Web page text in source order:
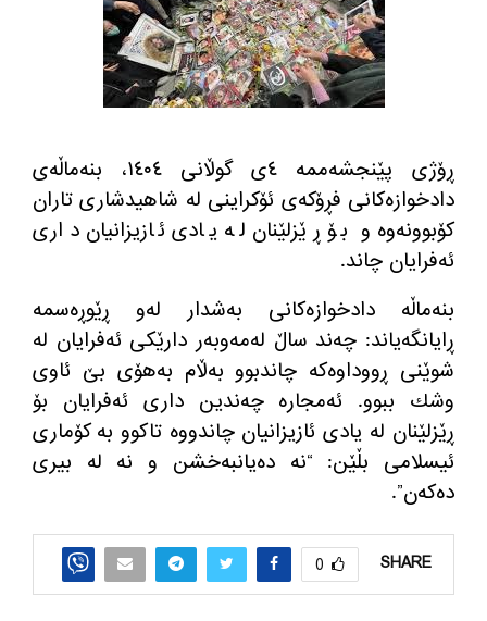
ڕۆژی پێنجشه‌ممه‌ ٤ی گوڵانی ١٤٠٤، بنه‌ماڵه‌ی
دادخوازه‌كانی فڕۆكه‌ی ئۆكراینی له‌ شاهیدشاری تاران
كۆبوونه‌وه و بۆ ڕێزلێنان له‌ یادی ئازیزانیان داری
ئه‌فرایان چاند.
بنه‌ماڵه‌ دادخوازه‌كانی به‌شدار له‌و ڕێوڕه‌سمه‌
ڕایانگه‌یاند: چه‌ند ساڵ له‌مه‌وبه‌ر دارێكی ئه‌فرایان له‌
شوێنی ڕووداوه‌كه‌ چاندبوو به‌ڵام به‌هۆی بێ ئاوی
وشك ببوو. ئه‌مجاره‌ چه‌ندین داری ئه‌فرایان بۆ
ڕێزلێنان له‌ یادی ئازیزانیان چاندووه‌ تاكوو به كۆماری
ئیسلامی بڵێن: “نه‌ ده‌یانبه‌خشن و نه‌ له‌ بیری
ده‌كه‌‌ن”.
SHARE
0